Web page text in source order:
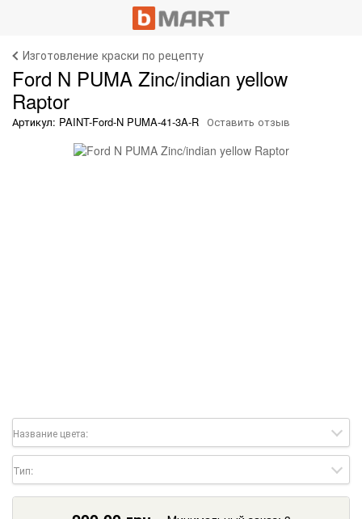
Изготовление краски по рецепту
Ford N PUMA Zinc/indian yellow
Raptor
Артикул: PAINT-Ford-N PUMA-41-3A-R Оставить отзыв
Название цвета:
Тип: